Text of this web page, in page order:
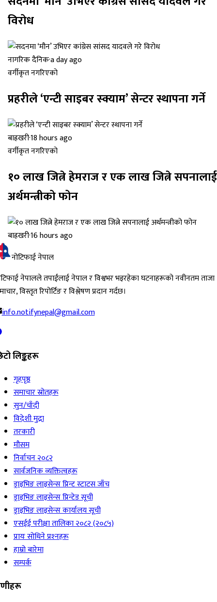
विरोध
नागरिक दैनिक·a day ago
वर्गीकृत नगरिएको
प्रहरीले ‘एन्टी साइबर स्क्याम’ सेन्टर स्थापना गर्ने
बाह्रखरी·18 hours ago
वर्गीकृत नगरिएको
१० लाख जित्ने हेमराज र एक लाख जित्ने सपनालाई
अर्थमन्त्रीको फोन
बाह्रखरी·16 hours ago
नोटिफाई नेपाल
नेपालले तपाईंलाई नेपाल र विश्वभर भइरहेका घटनाहरूको नवीनतम ताजा
विस्तृत रिपोर्टिङ र विश्लेषण प्रदान गर्दछ।
info.notifynepal@gmail.com
लिङ्कहरू
गृहपृष्ठ
समाचार स्रोतहरू
सुन/चाँदी
विदेशी मुद्रा
तरकारी
मौसम
निर्वाचन २०८२
सार्वजनिक व्यक्तित्वहरू
ड्राइभिङ लाइसेन्स प्रिन्ट स्टाटस जाँच
ड्राइभिङ लाइसेन्स प्रिन्टेड सूची
ड्राइभिङ लाइसेन्स कार्यालय सूची
एसईई परीक्षा तालिका २०८२ (२०८५)
प्रायः सोधिने प्रश्‍नहरू
हाम्रो बारेमा
सम्पर्क